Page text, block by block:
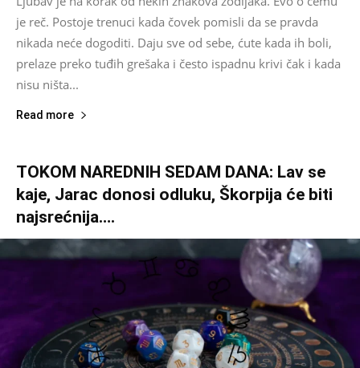
je reč. Postoje trenuci kada čovek pomisli da se pravda
nikada neće dogoditi. Daju sve od sebe, ćute kada ih boli,
prelaze preko tuđih grešaka i često ispadnu krivi čak i kada
nisu ništa...
Read more
TOKOM NAREDNIH SEDAM DANA: Lav se
kaje, Jarac donosi odluku, Škorpija će biti
najsrećnija….